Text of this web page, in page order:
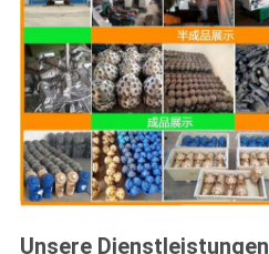
Unsere Dienstleistungen